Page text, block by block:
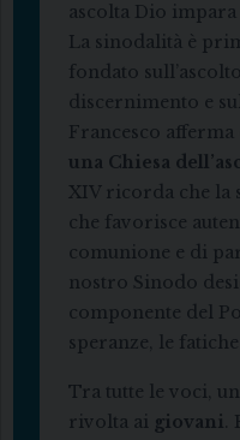
ascolta Dio
La sinodalità è
fondato
discernimento e
Francesco afferma
una Chiesa
XIV ricorda che la
che favorisce
comunione e di
nostro Sinodo
componente del
speranze, le
Tra tutte le voci,
rivolta ai giovani